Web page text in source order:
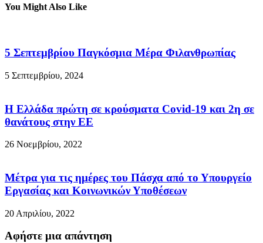
You Might Also Like
5 Σεπτεμβρίου Παγκόσμια Μέρα Φιλανθρωπίας
5 Σεπτεμβρίου, 2024
Η Ελλάδα πρώτη σε κρούσματα Covid-19 και 2η σε
θανάτους στην ΕΕ
26 Νοεμβρίου, 2022
Μέτρα για τις ημέρες του Πάσχα από το Υπουργείο
Εργασίας και Κοινωνικών Υποθέσεων
20 Απριλίου, 2022
Αφήστε μια απάντηση